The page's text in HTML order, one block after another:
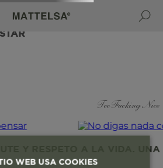
Too Fucking Nice
Y RESPETO A LA VIDA.
WEB USA COOKIES